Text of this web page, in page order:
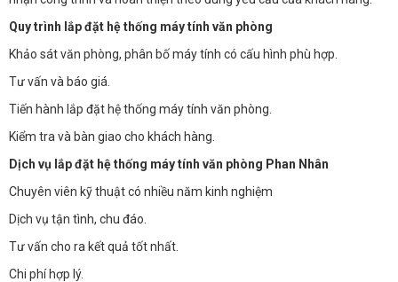
Quy trình lắp đặt hệ thống máy tính văn phòng
Khảo sát văn phòng, phân bố máy tính có cấu hình phù hợp.
Tư vấn và báo giá.
Tiến hành lắp đặt hệ thống máy tính văn phòng.
Kiểm tra và bàn giao cho khách hàng.
Dịch vụ lắp đặt hệ thống máy tính văn phòng Phan Nhân
Chuyên viên kỹ thuật có nhiều năm kinh nghiệm
Dịch vụ tận tình, chu đáo.
Tư vấn cho ra kết quả tốt nhất.
Chi phí hợp lý.